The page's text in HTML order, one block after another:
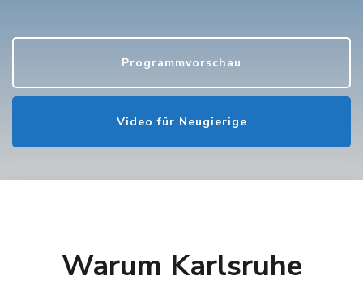
Programmvorschau
Video für Neugierige
Warum Karlsruhe